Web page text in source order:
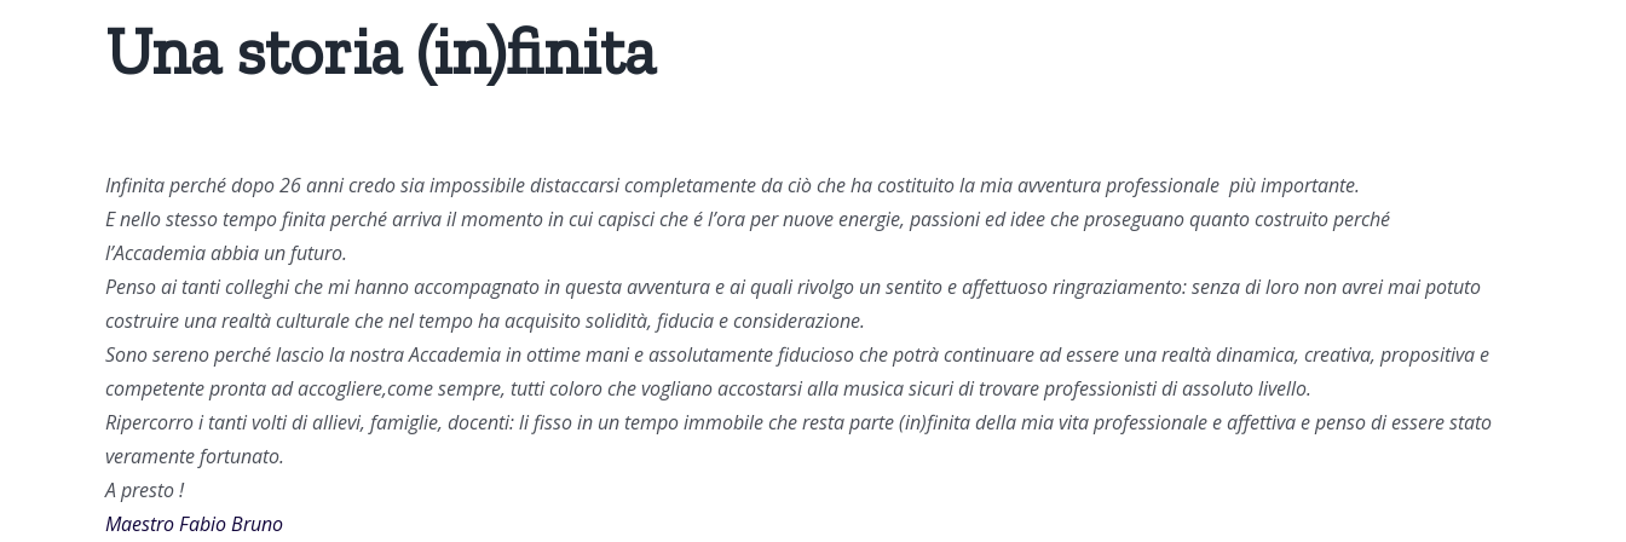
Una storia (in)finita
Infinita perché dopo 26 anni credo sia impossibile distaccarsi completamente da ciò che ha costituito la mia avventura professionale più importante.
E nello stesso tempo finita perché arriva il momentoin cuicapisci che é l’ora per nuove energie, passioni ed idee che proseguano quanto costruitoperché
l’Accademiaabbia un futuro.
Penso ai tanti colleghi che mi hanno accompagnato in questa avventura e ai quali rivolgo un sentito e affettuoso ringraziamento: senza di loro non avrei mai potuto
costruire una realtà culturale che nel tempo ha acquisito solidità, fiducia e considerazione.
Sono sereno perché lascio la nostra Accademia in ottime mani e assolutamente fiducioso che potrà continuare ad essere una realtà dinamica, creativa, propositiva e
competente pronta ad accogliere,come sempre, tutti coloro che vogliano accostarsi alla musica sicuri di trovare professionisti di assoluto livello.
Ripercorro i tanti volti di allievi, famiglie, docenti:li fisso in un tempo immobile cheresta parte (in)finita della mia vita professionale e affettiva e penso diesserestato
veramente fortunato.
A presto !
Maestro Fabio Bruno